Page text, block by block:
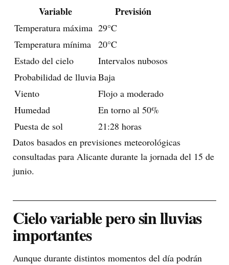
Variable Previsión
Temperatura máxima 29°C
Temperatura mínima 20°C
Estado del cielo
Intervalos nubosos
Probabilidad de lluviaBaja
Viento
Flojo a moderado
Humedad
En torno al 50%
Puesta de sol
21:28 horas
Datos basados en previsiones meteorológicas
consultadas para Alicante durante la jornada del 15 de
junio.
Cielo variable pero sin lluvias
importantes
Aunque durante distintos momentos del día podrán